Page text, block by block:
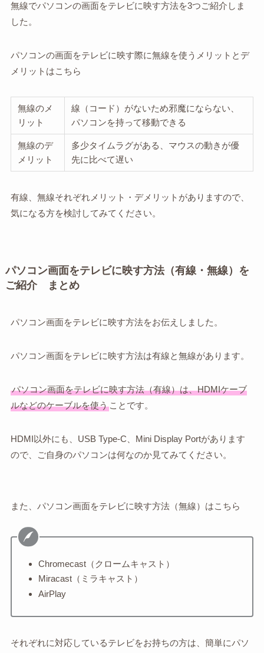
無線でパソコンの画面をテレビに映す方法を3つご紹介しま
した。
パソコンの画面をテレビに映す際に無線を使うメリットとデ
メリットはこちら
無線のメ
リット
線（コード）がないため邪魔にならない、
パソコンを持って移動できる
無線のデ
メリット
多少タイムラグがある、マウスの動きが優
先に比べて遅い
有線、無線それぞれメリット・デメリットがありますので、
気になる方を検討してみてください。
パソコン画面をテレビに映す方法（有線・無線）を
ご紹介 まとめ
パソコン画面をテレビに映す方法をお伝えしました。
パソコン画面をテレビに映す方法は有線と無線があります。
パソコン画面をテレビに映す方法（有線）は、HDMIケーブ
ルなどのケーブルを使うことです。
HDMI以外にも、USB Type-C、Mini Display Portがあります
ので、ご自身のパソコンは何なのか見てみてください。
また、パソコン画面をテレビに映す方法（無線）はこちら
Chromecast（クロームキャスト）
Miracast（ミラキャスト）
AirPlay
それぞれに対応しているテレビをお持ちの方は、簡単にパソ